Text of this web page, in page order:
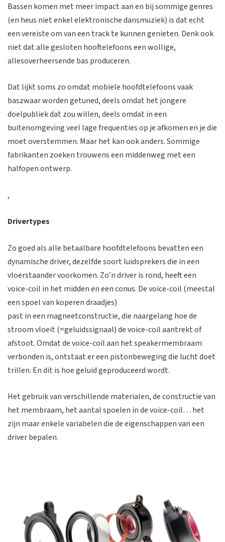
Bassen komen met meer impact aan en bij sommige genres
(en heus niet enkel elektronische dansmuziek) is dat echt
een vereiste om van een track te kunnen genieten. Denk ook
niet dat alle gesloten hooftelefoons een wollige,
allesoverheersende bas produceren.
Dat lijkt soms zo omdat mobiele hoofdtelefoons vaak
baszwaar worden getuned, deels omdat het jongere
doelpubliek dat zou willen, deels omdat in een
buitenomgeving veel lage frequenties op je afkomen en je die
moet overstemmen. Maar het kan ook anders. Sommige
fabrikanten zoeken trouwens een middenweg met een
halfopen ontwerp.
,
Drivertypes
Zo goed als alle betaalbare hoofdtelefoons bevatten een
dynamische driver, dezelfde soort luidsprekers die in een
vloerstaander voorkomen. Zo’n driver is rond, heeft een
voice-coil in het midden en een conus. De voice-coil (meestal
een spoel van koperen draadjes)
past in een magneetconstructie, die naargelang hoe de
stroom vloeit (=geluidssignaal) de voice-coil aantrekt of
afstoot. Omdat de voice-coil aan het speakermembraam
verbonden is, ontstaat er een pistonbeweging die lucht doet
trillen. En dit is hoe geluid geproduceerd wordt.
Het gebruik van verschillende materialen, de constructie van
het membraam, het aantal spoelen in de voice-coil… het
zijn maar enkele variabelen die de eigenschappen van een
driver bepalen.